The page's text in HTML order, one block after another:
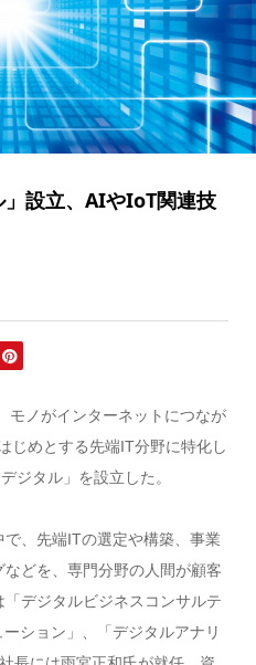
設立、AIやIoT関連技
モノがインターネットにつなが
じめとする先端IT分野に特化し
ジタル」を設立した。
、先端ITの選定や構築、事業
どを、専門分野の人間が顧客
デジタルビジネスコンサルテ
ション」、「デジタルアナリ